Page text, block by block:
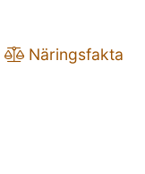
Näringsfakta